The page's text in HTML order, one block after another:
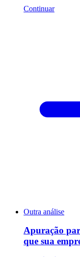
Continuar
Outra análise
Apuração
que sua